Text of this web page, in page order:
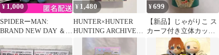
¥ 1,000
SPIDERーMAN:
BRAND NEW DAY ＆
¥ 1,480
HUNTER×HUNTER
HUNTING ARCHIVES
¥699
【新品】じゃがりこ ス
カーフ付き立体カップ
ポーチ サラダ味